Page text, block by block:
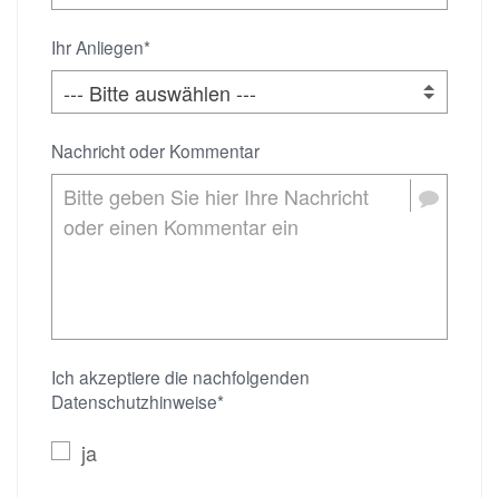
Ihr Anliegen*
Nachricht oder Kommentar
Ich akzeptiere die nachfolgenden
Datenschutzhinweise*
ja